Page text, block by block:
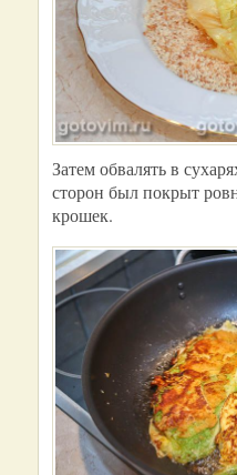
Затем обвалять в
сторон был покрыт
крошек.